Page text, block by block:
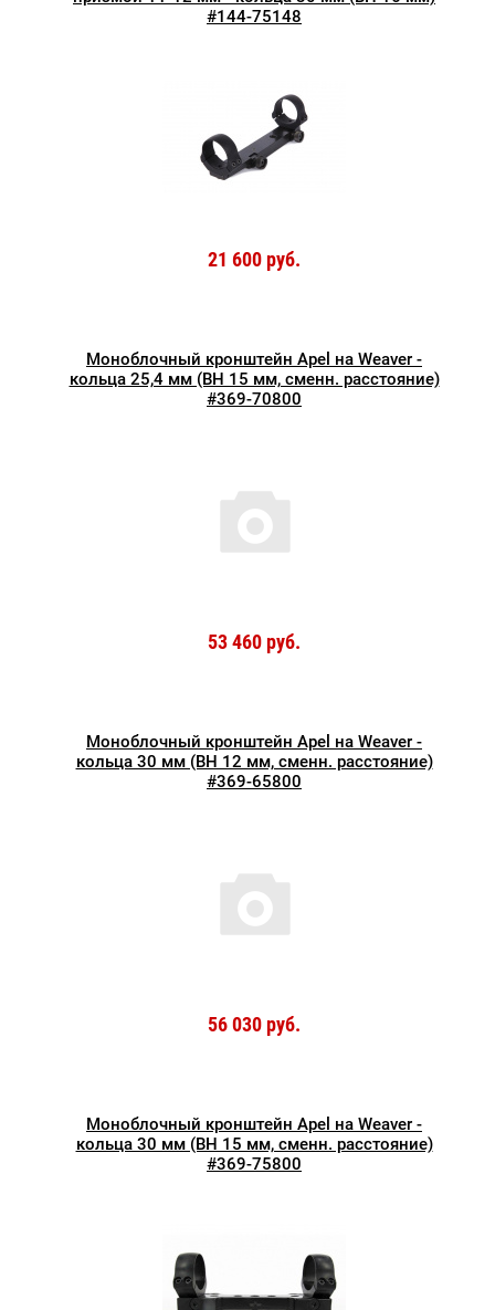
#144-75148
21 600 руб.
Моноблочный кронштейн Apel на Weaver -
кольца 25,4 мм (BH 15 мм, сменн. расстояние)
#369-70800
53 460 руб.
Моноблочный кронштейн Apel на Weaver -
кольца 30 мм (BH 12 мм, сменн. расстояние)
#369-65800
56 030 руб.
Моноблочный кронштейн Apel на Weaver -
кольца 30 мм (BH 15 мм, сменн. расстояние)
#369-75800